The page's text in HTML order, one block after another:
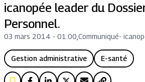
icanopée leader du
Personnel.
03 mars 2014 - 01:00 Communiqué-
Gestion administrative E-santé